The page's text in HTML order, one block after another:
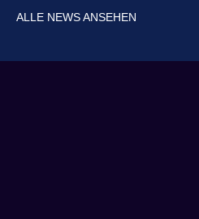
ALLE NEWS ANSEHEN